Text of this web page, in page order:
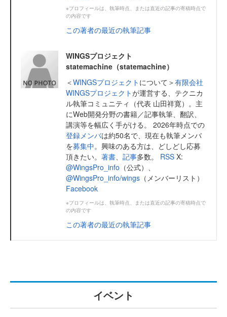
※プロフィールは、執筆時点、または直近の記事の寄稿時点で
の内容です
この著者の最近の執筆記事
WINGSプロジェクト
statemachine（statemachine）
＜WINGSプロジェクト について＞有限会社
WINGSプロジェクトが運営する、テクニカ
ル執筆コミュニティ（代表 山田祥寛）。主
にWeb開発分野の書籍／記事執筆、翻訳、
講演等を幅広く手がける。 2026年時点での
登録メンバは約50名で、現在も執筆メンバ
を募集中。興味のある方は、どしどし応募
頂きたい。 著書、 記事多数。 RSS X:
@WingsPro_info （公式）、
@WingsPro_info/wings （メンバーリスト）
Facebook
※プロフィールは、執筆時点、または直近の記事の寄稿時点で
の内容です
この著者の最近の執筆記事
イベント